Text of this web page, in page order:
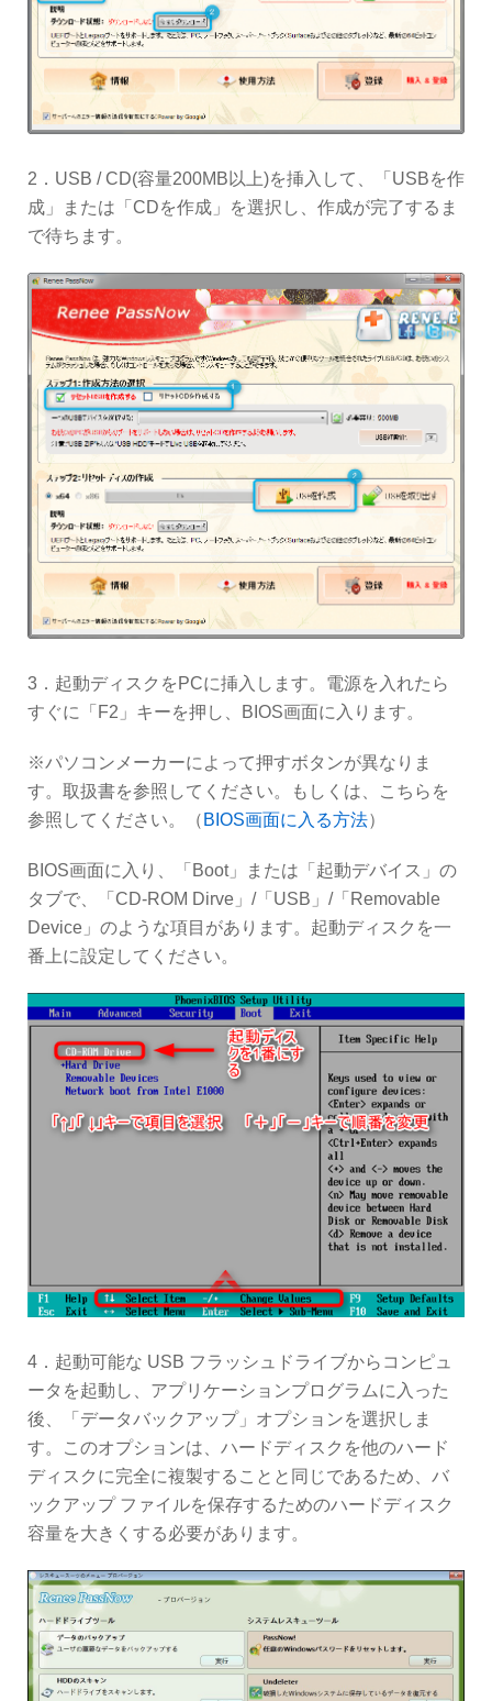
2．USB / CD(容量200MB以上)を挿入して、「USBを作
成」または「CDを作成」を選択し、作成が完了するま
で待ちます。
3．起動ディスクをPCに挿入します。電源を入れたら
すぐに「F2」キーを押し、BIOS画面に入ります。
※パソコンメーカーによって押すボタンが異なりま
す。取扱書を参照してください。もしくは、こちらを
参照してください。（ BIOS画面に入る方法）
BIOS画面に入り、「Boot」または「起動デバイス」の
タブで、「CD-ROM Dirve」/「USB」/「Removable
Device」のような項目があります。起動ディスクを一
番上に設定してください。
4．起動可能な USB フラッシュドライブからコンピュ
ータを起動し、アプリケーションプログラムに入った
後、「データバックアップ」オプションを選択しま
す。このオプションは、ハードディスクを他のハード
ディスクに完全に複製することと同じであるため、バ
ックアップ ファイルを保存するためのハードディスク
容量を大きくする必要があります。